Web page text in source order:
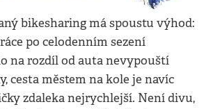
bikesharing má spoustu výhod:
po celodenním sezení
na rozdíl od auta nevypouští
cesta městem na kole je navíc
zdaleka nejrychlejší. Není divu,